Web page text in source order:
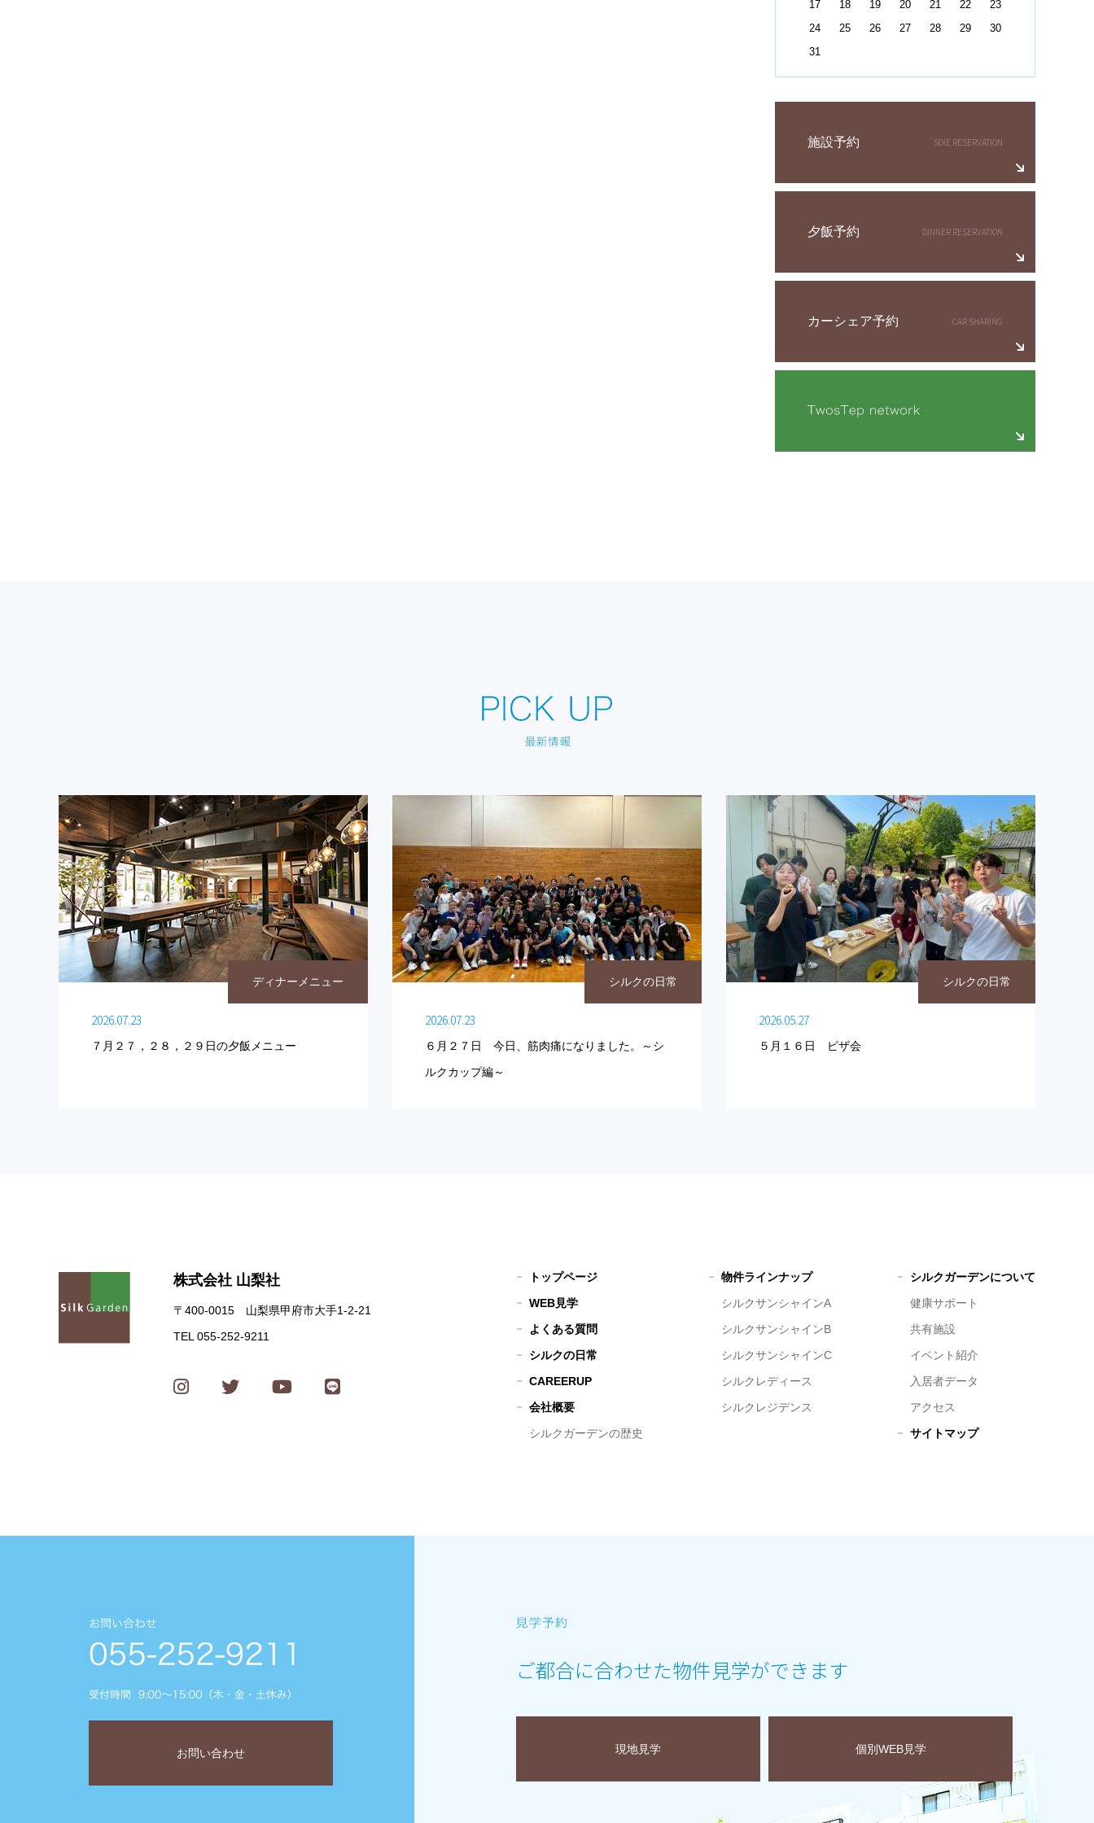
17 18 19 20 21 22
23
24
25 26 27 28 29
30
31
施設予約
夕飯予約
カーシェア予約
ディナーメニュー
2026.07.23
７月２７，２８，２９日の夕飯メニュー
シルクの日常
2026.07.23
６月２７日 今日、筋肉痛になりました。～シ
ルクカップ編～
シルクの日常
2026.05.27
５月１６日 ピザ会
株式会社 山梨社
〒400-0015 山梨県甲府市大手1-2-21
TEL 055-252-9211
トップページ
WEB見学
よくある質問
シルクの日常
CAREERUP
会社概要
シルクガーデンの歴史
物件ラインナップ
シルクサンシャインA
シルクサンシャインB
シルクサンシャインC
シルクレディース
シルクレジデンス
シルクガーデンについて
健康サポート
共有施設
イベント紹介
入居者データ
アクセス
サイトマップ
お問い合わせ
ご都合に合わせた物件見学ができます
現地見学 個別WEB見学